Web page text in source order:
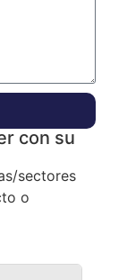
con su
sectores
o